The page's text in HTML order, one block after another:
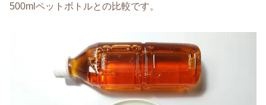
500mlペットボトルとの比較です。